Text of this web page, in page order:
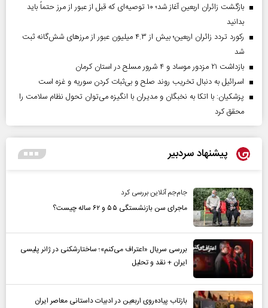
بازگشت زائران اربعین آغاز شد؛ ۱۰ توصیه‌ای که قبل از عبور از مرز حتماً باید
بدانید
رکورد تردد زائران اربعین؛ بیش از ۴.۳ میلیون عبور از مرزهای شش‌گانه ثبت
شد
بازداشت ۲۱ مزدور موساد و ۴ شرور مسلح در استان کرمان
اسرائیل به دنبال تخریب روند صلح و بی‌ثبات کردن سوریه و غزه است
پزشکیان: با اتکا به نخبگان و مدیران با انگیزه می‌توان تحول نظام سلامت را
محقق کرد
پیشنهاد سردبیر
جام‌جم آنلاین بررسی کرد
ماجرای سن بازنشستگی ۵۵ و ۶۲ ساله چیست؟
بررسی سریال «اعتراف می‌کنم»؛ ساختارشکنی در ژانر پلیسی
ایران + نقد و تحلیل
بازتاب پیاده‌روی اربعین در ادبیات داستانی معاصر ایران